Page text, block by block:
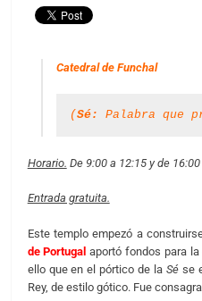
Catedral de Funchal
(Sé: Palabra que
Horario. De 9:00 a 12:15 y de
Entrada gratuita.
Este templo empezó a
de Portugal aportó fondos para
ello que en el pórtico de la Sé se
Rey, de estilo gótico. Fue